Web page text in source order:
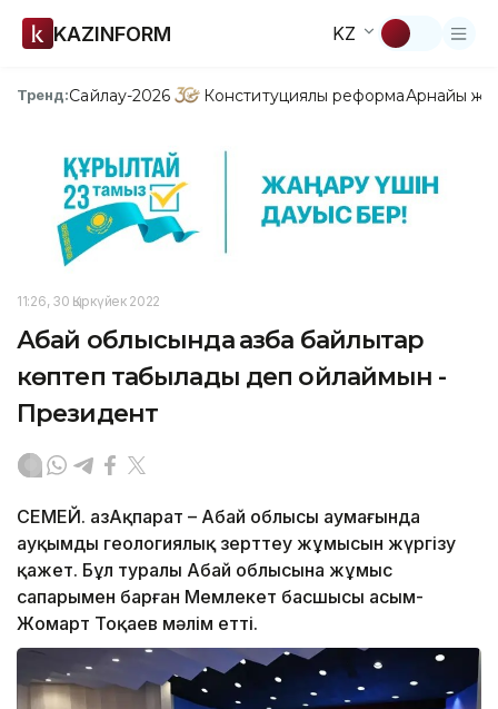
KAZINFORM KZ
Тренд:Сайлау-2026 Конституциялық реформаАрнайы
11:26, 30 Қыркүйек 2022
Абай облысында қазба байлықтар
көптеп табылады деп ойлаймын -
Президент
СЕМЕЙ. ҚазАқпарат – Абай облысы аумағында
ауқымды геологиялық зерттеу жұмысын жүргізу
қажет. Бұл туралы Абай облысына жұмыс
сапарымен барған Мемлекет басшысы Қасым-
Жомарт Тоқаев мәлім етті.